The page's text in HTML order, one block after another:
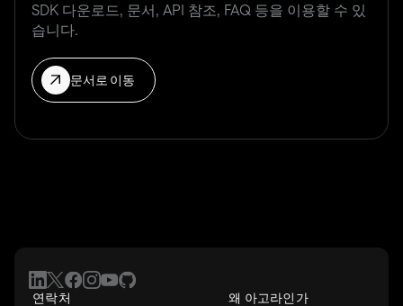
SDK 다운로드, 문서, API 참조, FAQ 등을 이용할 수 있
습니다.
문서로 이동
연락처 왜 아고라인가